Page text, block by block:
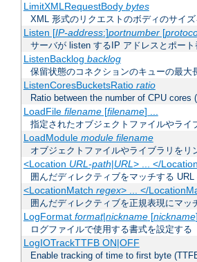
LimitXMLRequestBody bytes
XML 形式のリクエストのボディのサイ
Listen [IP-address:]portnumber[
サーバが listen するIP アドレスとポート
ListenBacklog backlog
保留状態のコネクションのキューの最大
ListenCoresBucketsRatio ratio
Ratio between the number of CPU
LoadFile filename[filename] ...
指定されたオブジェクトファイルやライ
LoadModule module filename
オブジェクトファイルやライブラリを
<Location URL-path|URL> ... </
囲んだディレクティブをマッチする URL
<LocationMatch regex> ... </
囲んだディレクティブを正規表現にマッ
LogFormat format|nickname[nickname]
ログファイルで使用する書式を設定する
LogIOTrackTTFB ON|OFF
Enable tracking of time to first byte